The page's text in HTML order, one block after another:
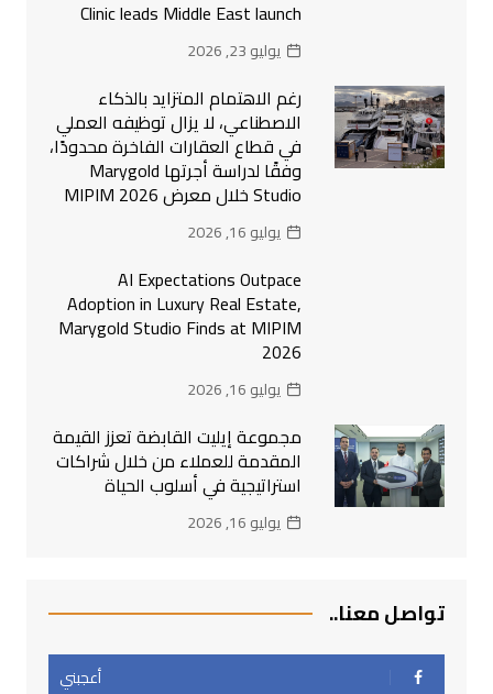
Clinic leads Middle East launch
يوليو 23, 2026
رغم الاهتمام المتزايد بالذكاء
الاصطناعي، لا يزال توظيفه العملي
في قطاع العقارات الفاخرة محدودًا،
وفقًا لدراسة أجرتها Marygold
Studio خلال معرض MIPIM 2026
يوليو 16, 2026
AI Expectations Outpace
Adoption in Luxury Real Estate,
Marygold Studio Finds at MIPIM
2026
يوليو 16, 2026
مجموعة إيليت القابضة تعزز القيمة
المقدمة للعملاء من خلال شراكات
استراتيجية في أسلوب الحياة
يوليو 16, 2026
تواصل معنا..
أعجبني